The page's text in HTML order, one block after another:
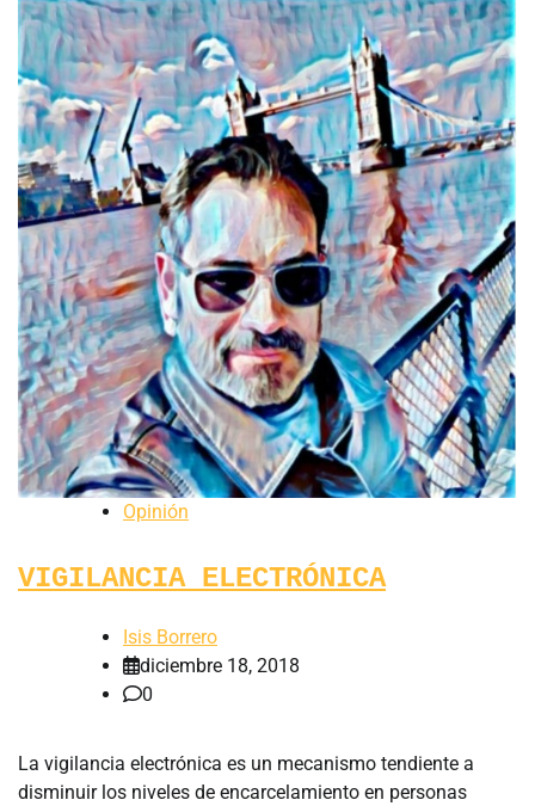
Opinión
VIGILANCIA ELECTRÓNICA
Isis Borrero
diciembre 18, 2018
0
La vigilancia electrónica es un mecanismo tendiente a
disminuir los niveles de encarcelamiento en personas